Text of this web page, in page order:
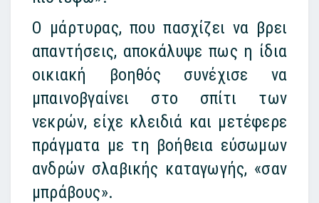
Ο μάρτυρας, που πασχίζει να βρει
απαντήσεις, αποκάλυψε πως η ίδια
οικιακή βοηθός συνέχισε να
μπαινοβγαίνει στο σπίτι των
νεκρών, είχε κλειδιά και μετέφερε
πράγματα με τη βοήθεια εύσωμων
ανδρών σλαβικής καταγωγής, «σαν
μπράβους».